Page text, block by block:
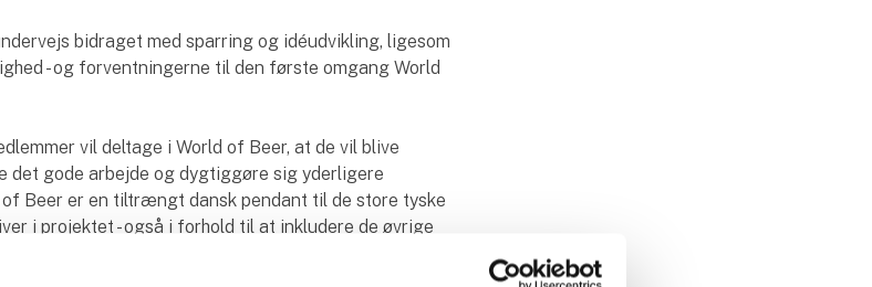
bidraget med sparring og idéudvikling, ligesom
- og forventningerne til den første omgang World
vil deltage i World of Beer, at de vil blive
gode arbejde og dygtiggøre sig yderligere
Beer er en tiltrængt dansk pendant til de store tyske
i projektet - også i forhold til at inkludere de øvrige